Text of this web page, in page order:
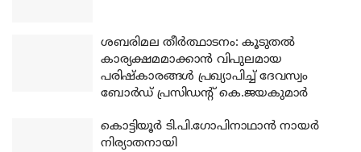
ശബരിമല തീര്‍ത്ഥാടനം: കൂടുതല്‍
കാര്യക്ഷമമാക്കാന്‍ വിപുലമായ
പരിഷ്‌കാരങ്ങള്‍ പ്രഖ്യാപിച്ച് ദേവസ്വം
ബോര്‍ഡ് പ്രസിഡന്റ് കെ.ജയകുമാര്‍
കൊട്ടിയൂര്‍ ടി.പി.ഗോപിനാഥാന്‍ നായര്‍
നിര്യാതനായി